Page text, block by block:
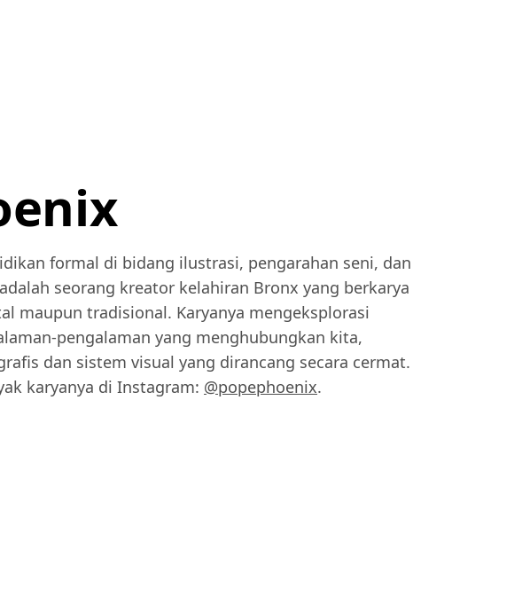
formal di bidang ilustrasi, pengarahan seni, dan
seorang kreator kelahiran Bronx yang berkarya
maupun tradisional. Karyanya mengeksplorasi
pengalaman yang menghubungkan kita,
dan sistem visual yang dirancang secara cermat.
karyanya di Instagram: @popephoenix.